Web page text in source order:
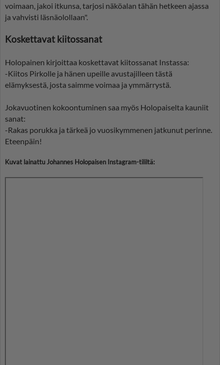
voimaan, jakoi itkunsa, tarjosi näköalan tähän hetkeen ajassa
ja vahvisti läsnäolollaan".
Koskettavat kiitossanat
Holopainen kirjoittaa koskettavat kiitossanat Instassa:
-Kiitos Pirkolle ja hänen upeille avustajilleen tästä
elämyksestä, josta saimme voimaa ja ymmärrystä.
Jokavuotinen kokoontuminen saa myös Holopaiselta kauniit
sanat:
-Rakas porukka ja tärkeä jo vuosikymmenen jatkunut perinne.
Eteenpäin!
Kuvat lainattu Johannes Holopaisen Instagram-tililtä: